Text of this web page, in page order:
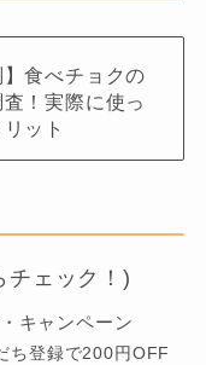
】食べチョクの
！実際に使っ
ット
チェック！)
キャンペーン
ち登録で200円OFF